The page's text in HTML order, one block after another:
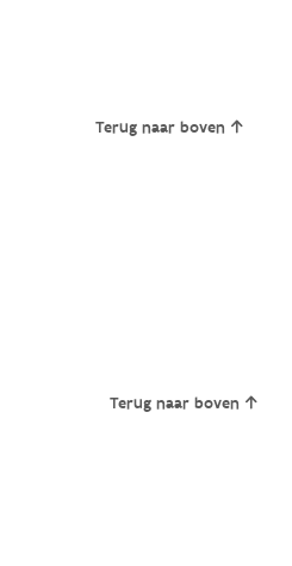
Terug naar boven
Terug naar boven